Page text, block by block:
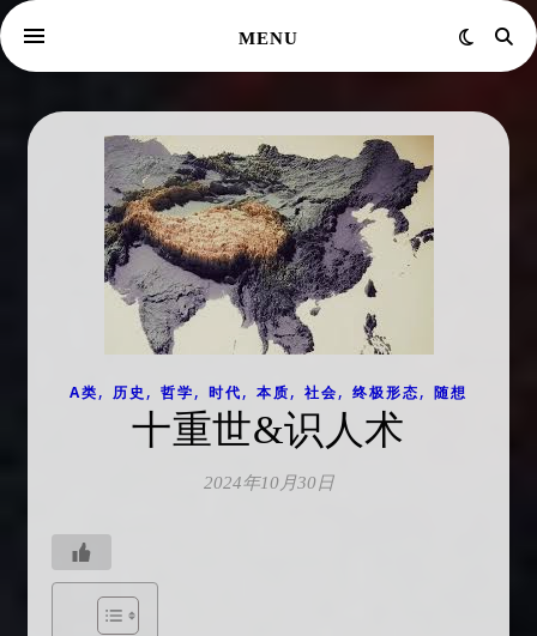
MENU
A类, 历史 , 哲学, 时代, 本质, 社会, 终极形态, 随想
十重世&识人术
2024年10月30日